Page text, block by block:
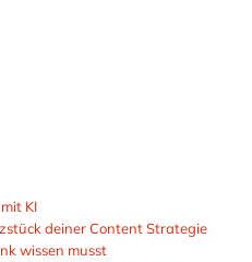
KI
deiner Content Strategie
wissen musst